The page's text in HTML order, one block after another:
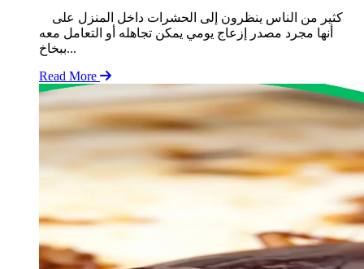
أنها مجرد مصدر إزعاج يومي يمكن تجاهله أو التعامل معه
ببخاخ...
Read More